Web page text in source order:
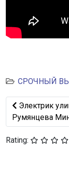
СРОЧНЫЙ
Предыдущий:
Электрик
Румянцева
Rating: